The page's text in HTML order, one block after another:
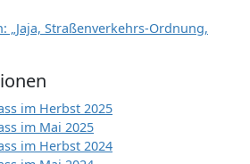
„Jaja, Straßenverkehrs-Ordnung,
im Herbst 2025
im Mai 2025
im Herbst 2024